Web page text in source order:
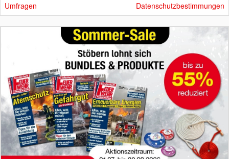
Umfragen Datenschutzbestimmungen